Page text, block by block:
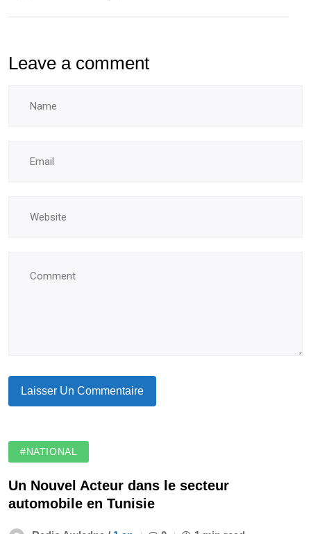
Leave a comment
#NATIONAL
Un Nouvel Acteur dans le secteur
automobile en Tunisie